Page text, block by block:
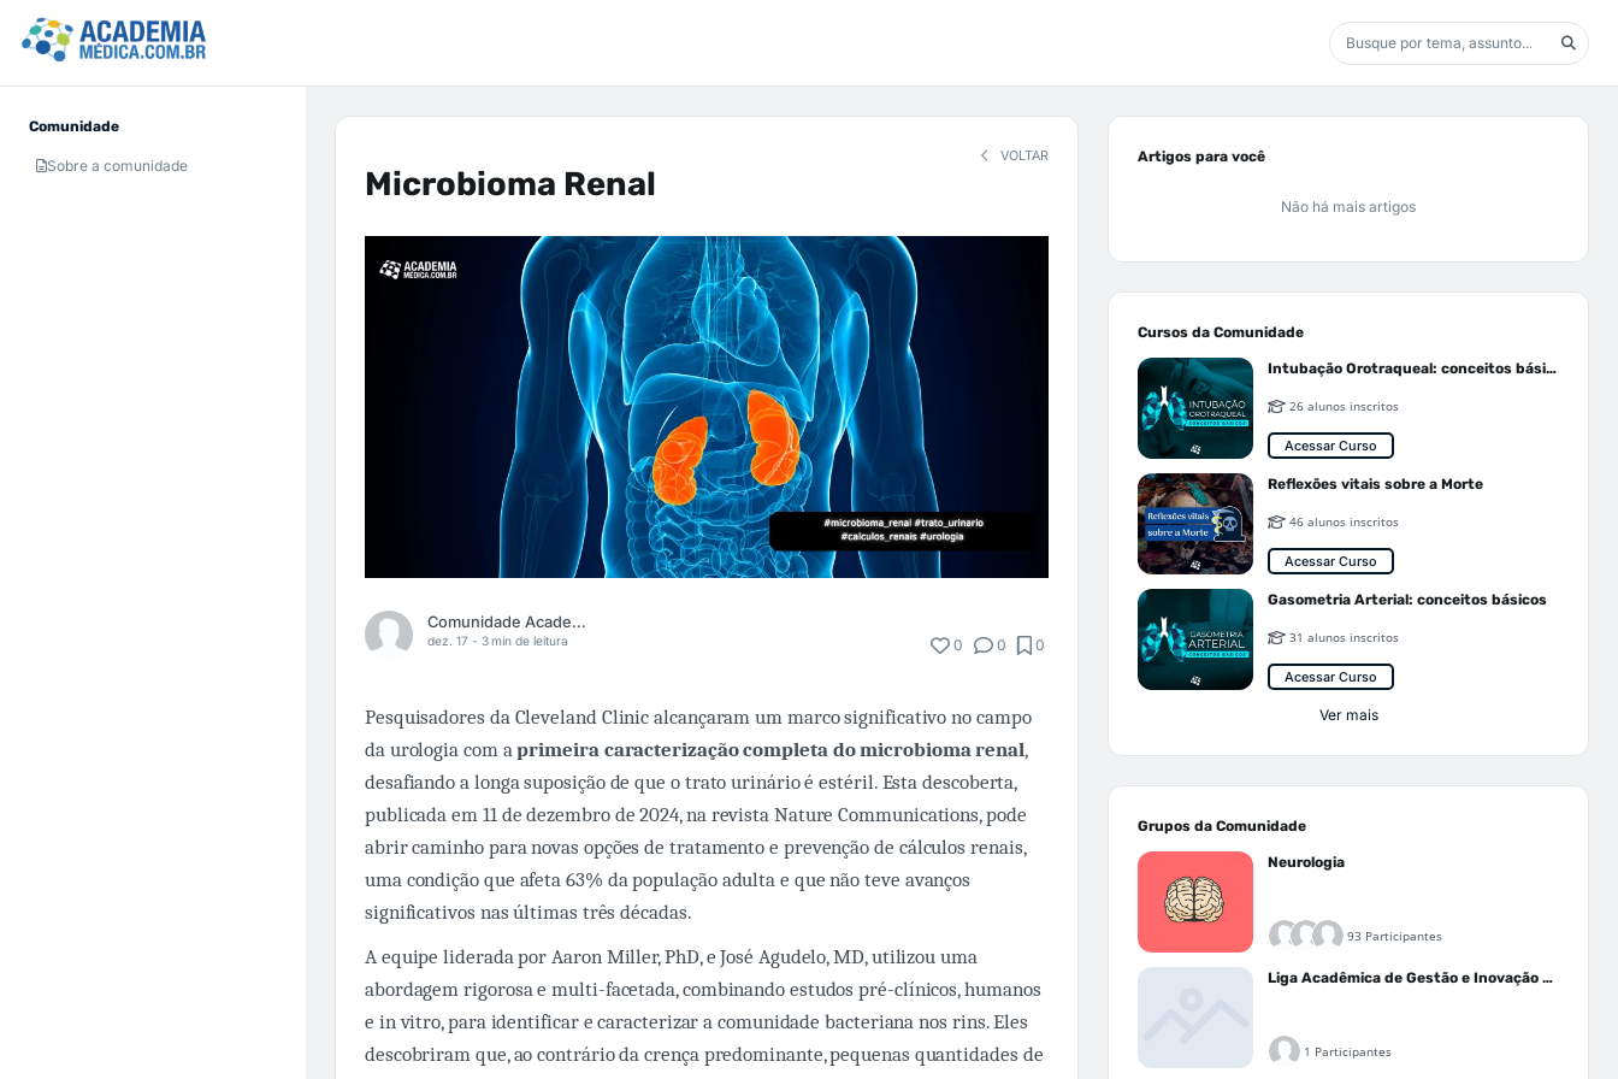
Comunidade
Sobre a comunidade
VOLTAR
Microbioma Renal
Comunidade Academia Médica
dez. 17 - 3 min de leitura 0 0 0
Pesquisadores da Cleveland Clinic alcançaram um marco significativo no campo
da urologia com aprimeira caracterização completa do microbioma renal,
desafiando a longa suposição de que o trato urinário é estéril. Esta descoberta,
publicada em 11 de dezembro de 2024, na revista Nature Communications, pode
abrir caminho para novas opções de tratamento e prevenção de cálculos renais,
uma condição que afeta 63% da população adulta e que não teve avanços
significativos nas últimas três décadas.
A equipe liderada por Aaron Miller, PhD, e José Agudelo, MD, utilizou uma
abordagem rigorosa e multi-facetada, combinando estudos pré-clínicos, humanos
e in vitro, para identificar e caracterizar a comunidade bacteriana nos rins. Eles
descobriram que, ao contrário da crença predominante, pequenas quantidades de
Artigos para você
Não há mais artigos
Cursos da Comunidade
Intubação Orotraqueal: conceitos básicos
26 alunos inscritos
Acessar Curso
Reflexões vitais sobre a Morte
46 alunos inscritos
Acessar Curso
Gasometria Arterial: conceitos básicos
31 alunos inscritos
Acessar Curso
Ver mais
Grupos da Comunidade
Neurologia
93 Participantes
Liga Acadêmica de Gestão e Inovação Médica - LAGIM
1 Participantes